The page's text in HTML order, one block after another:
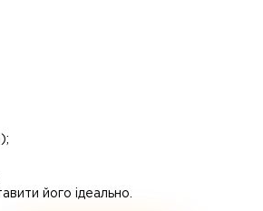
його ідеально.